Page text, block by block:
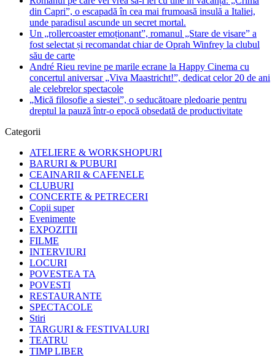
din Capri”, o escapadă în cea mai frumoasă insulă a Italiei,
unde paradisul ascunde un secret mortal.
Un „rollercoaster emoționant”, romanul „Stare de visare” a
fost selectat și recomandat chiar de Oprah Winfrey la clubul
său de carte
André Rieu revine pe marile ecrane la Happy Cinema cu
concertul aniversar „Viva Maastricht!”, dedicat celor 20 de ani
ale celebrelor spectacole
„Mică filosofie a siestei”, o seducătoare pledoarie pentru
dreptul la pauză într-o epocă obsedată de productivitate
Categorii
ATELIERE & WORKSHOPURI
BARURI & PUBURI
CEAINARII & CAFENELE
CLUBURI
CONCERTE & PETRECERI
Copii super
Evenimente
EXPOZITII
FILME
INTERVIURI
LOCURI
POVESTEA TA
POVESTI
RESTAURANTE
SPECTACOLE
Stiri
TARGURI & FESTIVALURI
TEATRU
TIMP LIBER